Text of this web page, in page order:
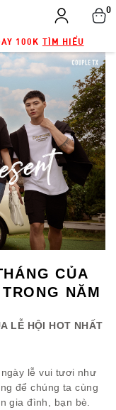
100K TÌM HIỂU
0
CỦA
NĂM
LỄ HỘI HOT NHẤT
lễ vui tươi như
để chúng ta cùng
gia đình, bạn bè.